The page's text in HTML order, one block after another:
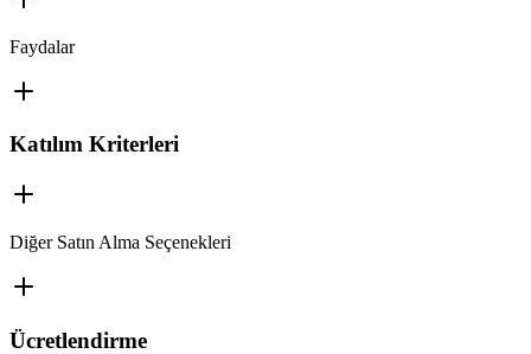
Faydalar
Katılım Kriterleri
Diğer Satın Alma Seçenekleri
Ücretlendirme